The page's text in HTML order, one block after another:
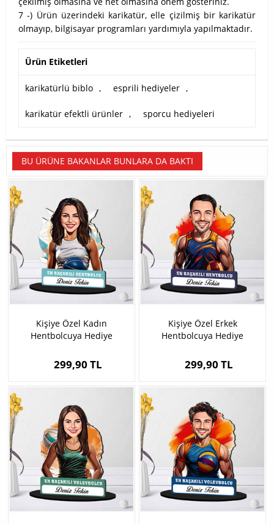
7 -) Ürün üzerindeki karikatür, elle çizilmiş bir karikatür
olmayıp, bilgisayar programları yardımıyla yapılmaktadır.
Ürün Etiketleri
karikatürlü biblo , esprili hediyeler ,
karikatür efektli ürünler , sporcu hediyeleri
BU ÜRÜNE BAKANLAR BUNLARA DA BAKTI
Kişiye Özel Kadın
Hentbolcuya Hediye
299,90 TL
Kişiye Özel Erkek
Hentbolcuya Hediye
299,90 TL